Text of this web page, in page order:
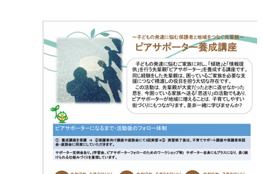
マイメディア検索